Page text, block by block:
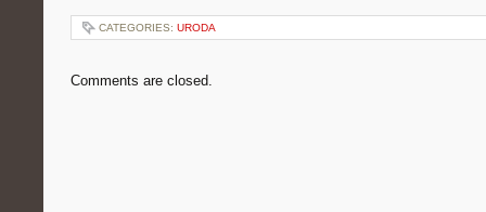
CATEGORIES: URODA
Comments are closed.